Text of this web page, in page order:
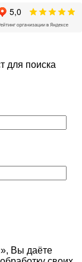
для поиска
Вы даёте